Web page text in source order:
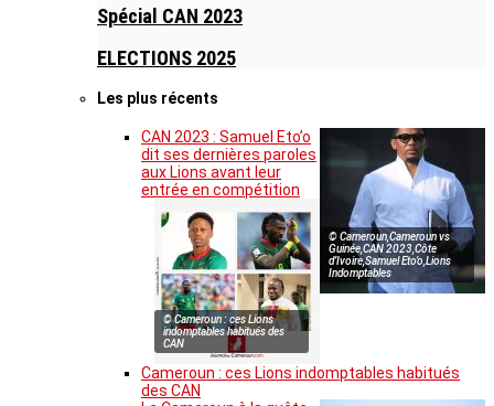
Spécial CAN 2023
ELECTIONS 2025
Les plus récents
© Cameroun,Cameroun vs
Guinée,CAN 2023,Côte
d’Ivoire,Samuel Eto’o,Lions
Indomptables
CAN 2023 : Samuel Eto’o
dit ses dernières paroles
aux Lions avant leur
entrée en compétition
© Cameroun : ces Lions
indomptables habitués des
CAN
Cameroun : ces Lions indomptables habitués
des CAN